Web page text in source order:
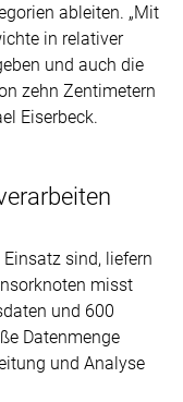
ableiten. „Mit
in relativer
und auch die
zehn Zentimetern
Eiserbeck.
sind, liefern
misst
und 600
Datenmenge
und Analyse